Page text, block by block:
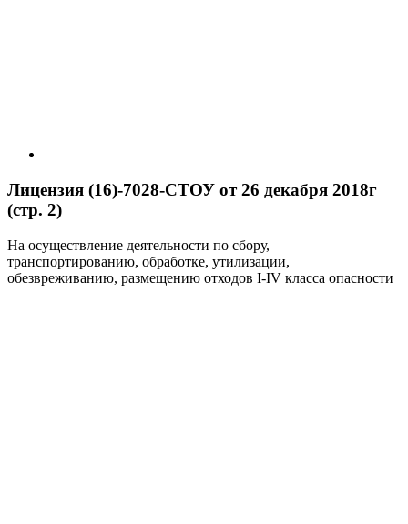
Лицензия (16)-7028-СТОУ от 26 декабря 2018г
(стр. 2)
На осуществление деятельности по сбору,
транспортированию, обработке, утилизации,
обезвреживанию, размещению отходов I-IV класса опасности